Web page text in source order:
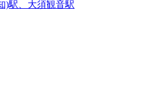
)駅、大須観音駅